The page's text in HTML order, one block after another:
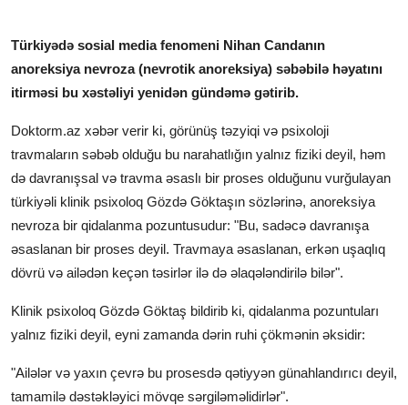
Türkiyədə sosial media fenomeni Nihan Candanın
anoreksiya nevroza (nevrotik anoreksiya) səbəbilə həyatını
itirməsi bu xəstəliyi yenidən gündəmə gətirib.
Doktorm.az xəbər verir ki, görünüş təzyiqi və psixoloji
travmaların səbəb olduğu bu narahatlığın yalnız fiziki deyil, həm
də davranışsal və travma əsaslı bir proses olduğunu vurğulayan
türkiyəli klinik psixoloq Gözdə Göktaşın sözlərinə, anoreksiya
nevroza bir qidalanma pozuntusudur: "Bu, sadəcə davranışa
əsaslanan bir proses deyil. Travmaya əsaslanan, erkən uşaqlıq
dövrü və ailədən keçən təsirlər ilə də əlaqələndirilə bilər".
Klinik psixoloq Gözdə Göktaş bildirib ki, qidalanma pozuntuları
yalnız fiziki deyil, eyni zamanda dərin ruhi çökmənin əksidir:
"Ailələr və yaxın çevrə bu prosesdə qətiyyən günahlandırıcı deyil,
tamamilə dəstəkləyici mövqe sərgiləməlidirlər".